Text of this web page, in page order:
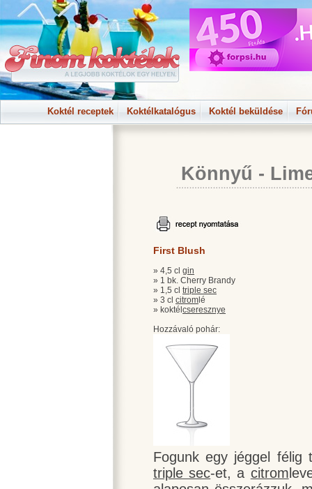
Koktél receptek Koktélkatalógus Koktél beküldése
Könnyű -
First Blush
» 4,5 cl gin
» 1 bk. Cherry Brandy
» 1,5 cl triple sec
» 3 cl citrom lé
» koktél cseresznye
Hozzávaló pohár:
Fogunk egy jéggel
triple sec-et, a citrom